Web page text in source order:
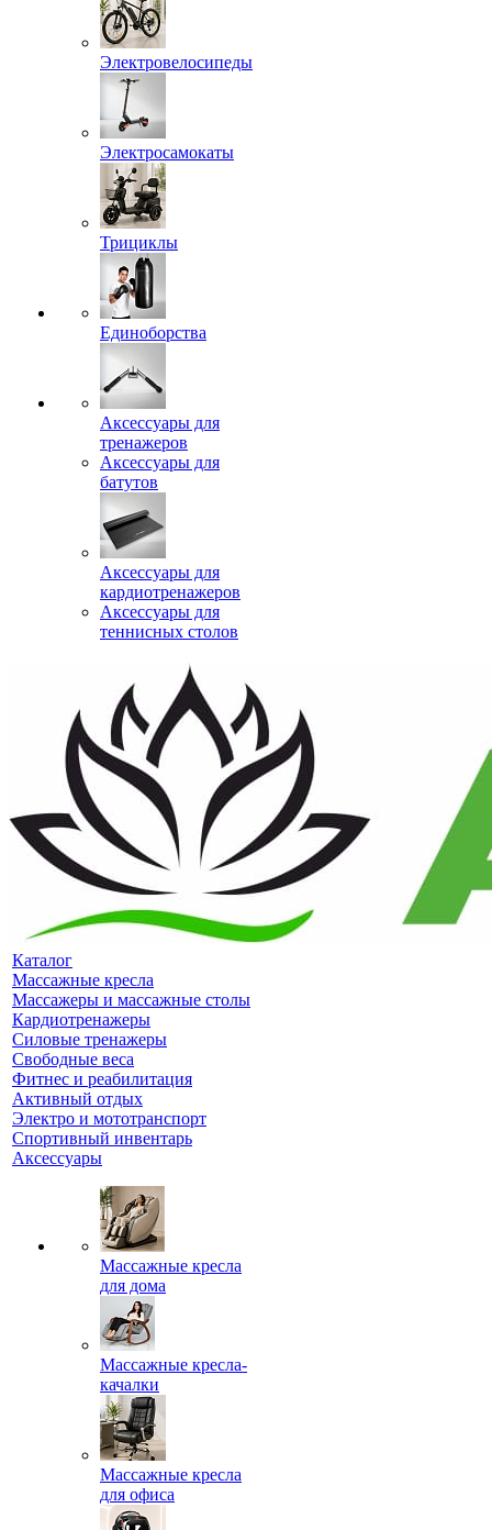
Электровелосипеды
Электросамокаты
Трициклы
Единоборства
Аксессуары для
тренажеров
Аксессуары для
батутов
Аксессуары для
кардиотренажеров
Аксессуары для
теннисных столов
Каталог
Массажные кресла
Массажеры и массажные столы
Кардиотренажеры
Силовые тренажеры
Свободные веса
Фитнес и реабилитация
Активный отдых
Электро и мототранспорт
Спортивный инвентарь
Аксессуары
Массажные кресла
для дома
Массажные кресла-
качалки
Массажные кресла
для офиса